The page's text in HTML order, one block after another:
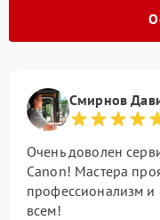
Смирнов
Очень доволен
Canon! Мастера
профессионализм и
всем!